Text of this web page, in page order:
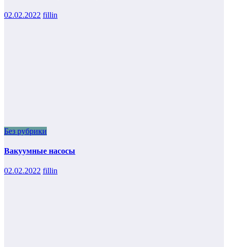
02.02.2022 fillin
Без рубрики
Вакуумные насосы
02.02.2022 fillin